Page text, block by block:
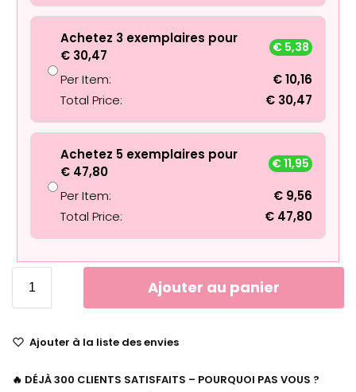
Achetez 3 exemplaires pour
€ 30,47
€ 5,38
Per Item: €10,16
Total Price:
€ 30,47
Achetez 5 exemplaires pour
€ 47,80
€11,95
Per Item: € 9,56
Total Price:
€ 47,80
Ajouter au panier
Ajouter à la liste des envies
🔥 DÉJÀ 300 CLIENTS SATISFAITS – POURQUOI PAS VOUS ?